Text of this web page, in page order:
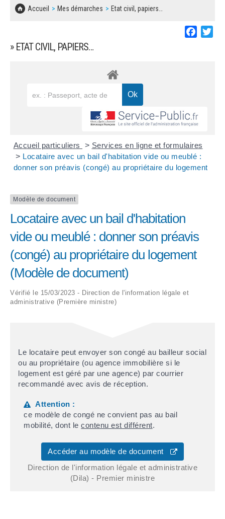
Accueil Mes démarches Etat civil, papiers…
» ETAT CIVIL, PAPIERS…
Accueil particuliers > Services en ligne et formulaires
> Locataire avec un bail d'habitation vide ou meublé :
donner son préavis (congé) au propriétaire du logement
Modèle de document
Locataire avec un bail d'habitation
vide ou meublé : donner son préavis
(congé) au propriétaire du logement
(Modèle de document)
Vérifié le 15/03/2023 - Direction de l'information légale et
administrative (Première ministre)
Le locataire peut envoyer son congé au bailleur social
ou au propriétaire (ou agence immobilière si le
logement est géré par une agence) par courrier
recommandé avec avis de réception.
Attention :
ce modèle de congé ne convient pas au bail
mobilité, dont lecontenu est différent.
Accéder au modèle de document
Direction de l'information légale et administrative
(Dila) - Premier ministre
CONCERTATIONS PUBLIQUES
SOLIDARITÉ, LOGEMENT
DECHETS
BESOIN D'UNE AIDE ?
LES ASSOCIATIONS
MARCHÉS PUBLICS
REGLEMENT LOCAL DE PUBLICITÉ
DECLARATION DE DEMARCHAGE
DOSSIER DE DEMANDE DE SUBVENTION
DEMANDE DE PRÊT DE MATERIEL
FICHE D'ORGANISATION MANIFESTATION
PLAN D'ACTION MUNICIPAL
ARRÊTÉS MUNICIPAUX
DÉLIBÉRATIONS